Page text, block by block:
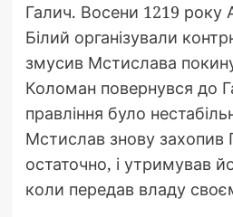
Галич. Восени 1219 року
Білий організували
змусив Мстислава
Коломан повернувся до
правління було
Мстислав знову захопив
остаточно, і утримував
коли передав владу